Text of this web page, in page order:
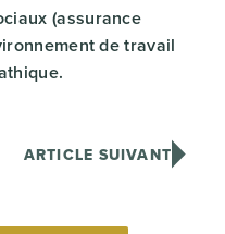
(assurance
de travail
ARTICLE SUIVANT